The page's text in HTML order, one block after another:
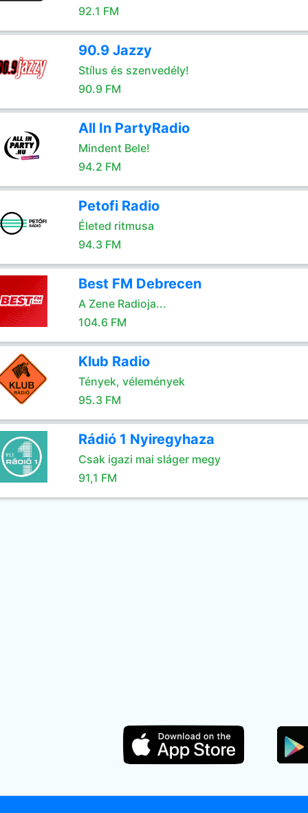
92.1 FM
90.9 Jazzy
Stílus és szenvedély!
90.9 FM
All In PartyRadio
Mindent Bele!
94.2 FM
Petofi Radio
Életed ritmusa
94.3 FM
Best FM Debrecen
A Zene Radioja...
104.6 FM
Klub Radio
Tények, vélemények
95.3 FM
Rádió 1 Nyiregyhaza
Csak igazi mai sláger megy
91,1 FM